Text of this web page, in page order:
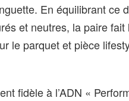
En équilibrant ce
et neutres, la paire fait
le parquet et pièce
fidèle à l’ADN «